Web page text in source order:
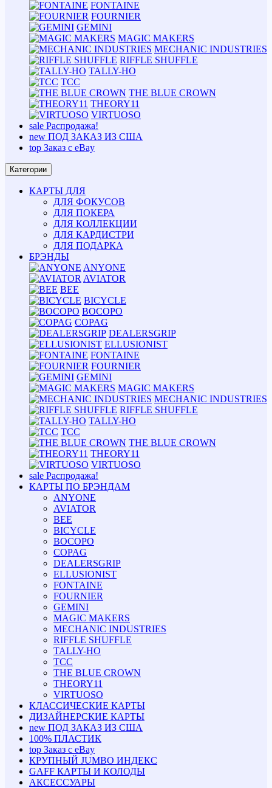
FONTAINE
FOURNIER
GEMINI
MAGIC MAKERS
MECHANIC INDUSTRIES
RIFFLE SHUFFLE
TALLY-HO
TCC
THE BLUE CROWN
THEORY11
VIRTUOSO
sale Распродажа!
new ПОД ЗАКАЗ ИЗ США
top Заказ с eBay
Категории
КАРТЫ ДЛЯ
ДЛЯ ФОКУСОВ
ДЛЯ ПОКЕРА
ДЛЯ КОЛЛЕКЦИИ
ДЛЯ КАРДИСТРИ
ДЛЯ ПОДАРКА
БРЭНДЫ
ANYONE
AVIATOR
BEE
BICYCLE
BOCOPO
COPAG
DEALERSGRIP
ELLUSIONIST
FONTAINE
FOURNIER
GEMINI
MAGIC MAKERS
MECHANIC INDUSTRIES
RIFFLE SHUFFLE
TALLY-HO
TCC
THE BLUE CROWN
THEORY11
VIRTUOSO
sale Распродажа!
КАРТЫ ПО БРЭНДАМ
ANYONE
AVIATOR
BEE
BICYCLE
BOCOPO
COPAG
DEALERSGRIP
ELLUSIONIST
FONTAINE
FOURNIER
GEMINI
MAGIC MAKERS
MECHANIC INDUSTRIES
RIFFLE SHUFFLE
TALLY-HO
TCC
THE BLUE CROWN
THEORY11
VIRTUOSO
КЛАССИЧЕСКИЕ КАРТЫ
ДИЗАЙНЕРСКИЕ КАРТЫ
new ПОД ЗАКАЗ ИЗ США
100% ПЛАСТИК
top Заказ с eBay
КРУПНЫЙ JUMBO ИНДЕКС
GAFF КАРТЫ И КОЛОДЫ
АКСЕССУАРЫ